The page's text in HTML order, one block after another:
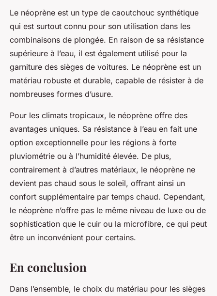
Le néoprène est un type de caoutchouc synthétique
qui est surtout connu pour son utilisation dans les
combinaisons de plongée. En raison de sa résistance
supérieure à l’eau, il est également utilisé pour la
garniture des sièges de voitures. Le néoprène est un
matériau robuste et durable, capable de résister à de
nombreuses formes d’usure.
Pour les climats tropicaux, le néoprène offre des
avantages uniques. Sa résistance à l’eau en fait une
option exceptionnelle pour les régions à forte
pluviométrie ou à l’humidité élevée. De plus,
contrairement à d’autres matériaux, le néoprène ne
devient pas chaud sous le soleil, offrant ainsi un
confort supplémentaire par temps chaud. Cependant,
le néoprène n’offre pas le même niveau de luxe ou de
sophistication que le cuir ou la microfibre, ce qui peut
être un inconvénient pour certains.
En conclusion
Dans l’ensemble, le choix du matériau pour les sièges